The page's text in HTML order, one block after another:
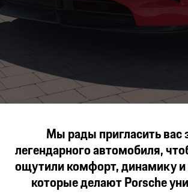
Мы рады пригласить вас
легендарного автомобиля,
ощутили комфорт, динамику и
которые делают Porsche